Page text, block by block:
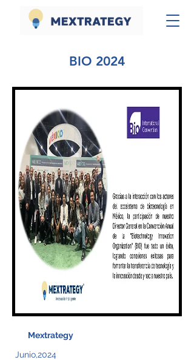
BIO 2024
Mextrategy
Junio,2024